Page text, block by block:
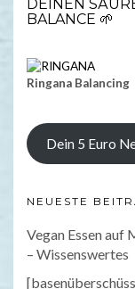
DEINEN
BALANCE 🌱
Ringana Balancing
Dein 5 Euro
NEUESTE
Vegan Essen auf
– Wissenswertes